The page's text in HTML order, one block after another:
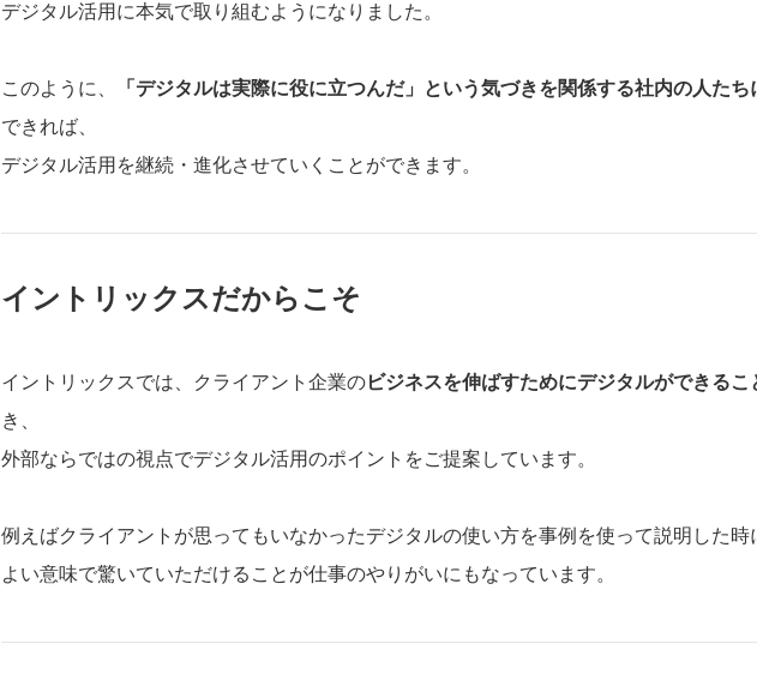
デジタル活用に本気で取り組むようになりました。
このように、 「デジタルは実際に役に立つんだ」という気づきを関係する社内の人たち
できれば、
デジタル活用を継続・進化させていくことができます。
イントリックスだからこそ
イントリックスでは、クライアント企業のビジネスを伸ばすためにデジタルができるこ
き、
外部ならではの視点でデジタル活用のポイントをご提案しています。
例えばクライアントが思ってもいなかったデジタルの使い方を事例を使って説明した時
よい意味で驚いていただけることが仕事のやりがいにもなっています。